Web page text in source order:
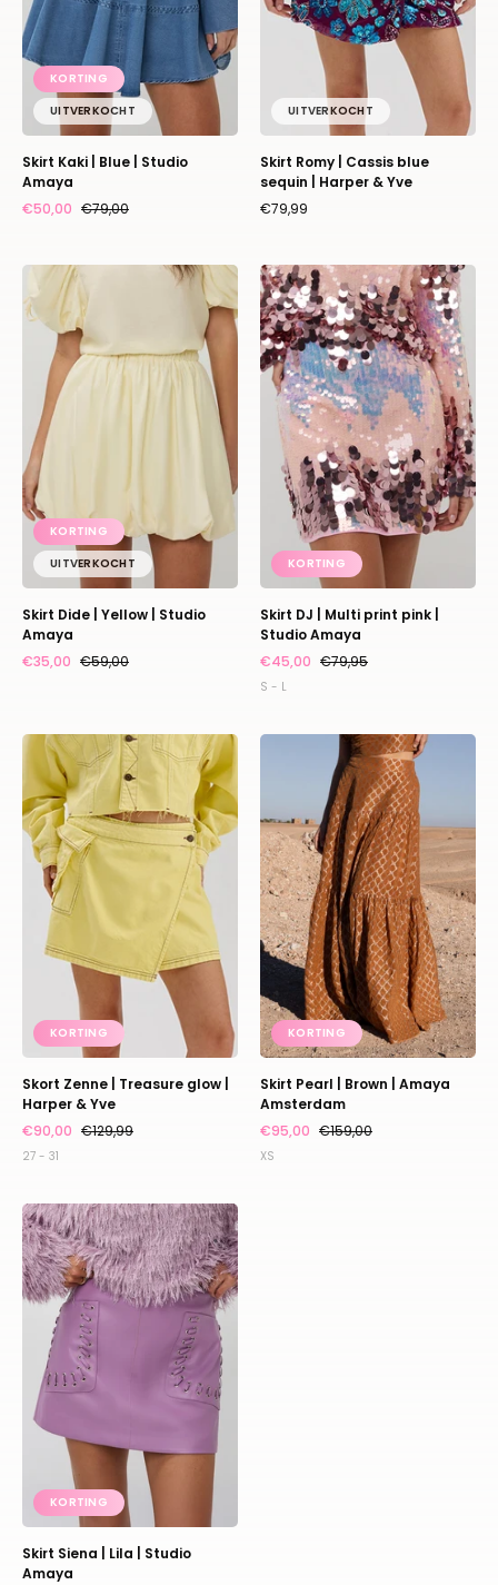
KORTING
UITVERKOCHT
Skirt Kaki | Blue | Studio
Amaya
€50,00 €79,00
Harper
&
UITVERKOCHT
Skirt Romy | Cassis blue
sequin | Harper & Yve
€79,99
Skirt
Yellow
Studio
KORTING
UITVERKOCHT
Skirt Dide | Yellow | Studio
Amaya
€35,00 €59,00
Skirt
DJ
|
Multi
print
pink
|
Studio
Amaya
KORTING
Skirt DJ | Multi print pink |
Studio Amaya
€45,00 €79,95
S - L
Skort
Zenne
|
Treasure
glow
Harper
&
Yve
KORTING
Skort Zenne | Treasure glow |
Harper & Yve
€90,00 €129,99
27 - 31
Skirt
Pearl
|
Brown
|
Amaya
Amsterdam
KORTING
Skirt Pearl | Brown | Amaya
Amsterdam
€95,00 €159,00
XS
Skirt
Siena
|
Lila
Studio
Amaya
KORTING
Skirt Siena | Lila | Studio
Amaya